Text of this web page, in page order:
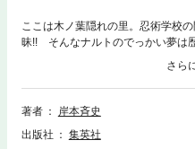
ここは木ノ葉隠れの里。忍術学校
昧!! そんなナルトのでっかい夢は
先代を越える忍者になることだ。
著者
岸本斉史
出版社
集英社